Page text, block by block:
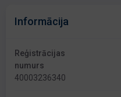
Informācija
Reģistrācijas
numurs
40003236340